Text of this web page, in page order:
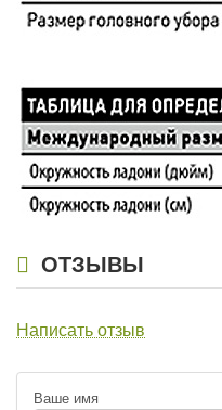
ОТЗЫВЫ
Написать отзыв
Ваше имя